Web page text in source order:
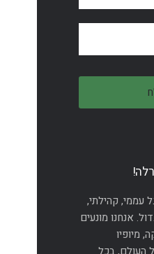
עממי, קהילתי,
אנחנו מונעים
מיופיו